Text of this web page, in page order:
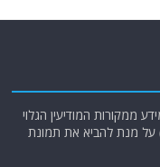
ממקורות המודיעין הגלוי
על מנת להביא את תמונת